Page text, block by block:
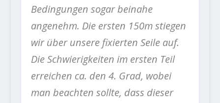
Bedingungen sogar beinahe
angenehm. Die ersten 150m stiegen
wir über unsere fixierten Seile auf.
Die Schwierigkeiten im ersten Teil
erreichen ca. den 4. Grad, wobei
man beachten sollte, dass dieser